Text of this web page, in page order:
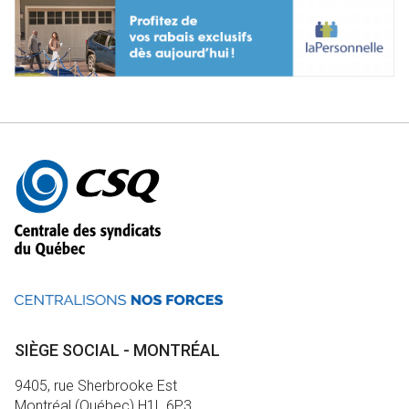
Autres
informations
SIÈGE SOCIAL - MONTRÉAL
9405, rue Sherbrooke Est